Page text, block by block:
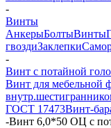
-
Винты
АнкерыБолтыВинты
гвоздиЗаклепки
-
Винт с потайной
Винт для мебельной
ГОСТ 17473Винт-
-Винт 6,0*50 ОЦ с